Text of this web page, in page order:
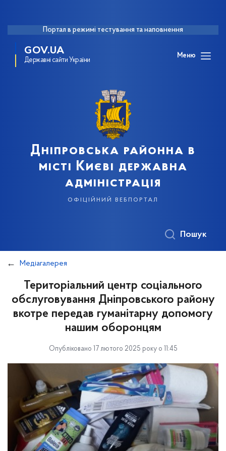
Портал в режимі тестування та наповнення
GOV.UA
Державні сайти України
Меню
Дніпровська районна в
місті Києві державна
адміністрація
офіційний вебпортал
Пошук
Медіагалерея
Територіальний центр соціального
обслуговування Дніпровського району
вкотре передав гуманітарну допомогу
нашим оборонцям
Опубліковано 17 лютого 2025 року о 11:45